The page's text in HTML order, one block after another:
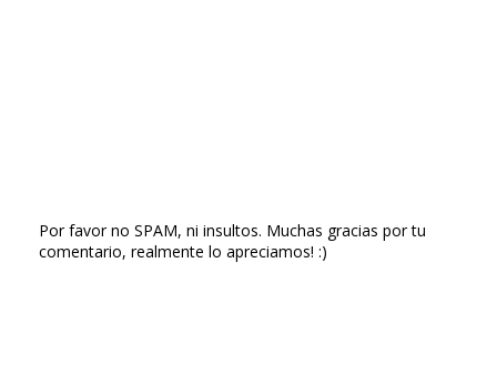
Por favor no SPAM, ni insultos. Muchas gracias por tu
comentario, realmente lo apreciamos! :)